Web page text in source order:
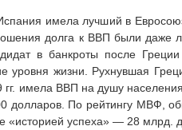
имела лучший в
долга к ВВП были даже
в банкроты после
уровня жизни. Рухнувшая
гг. имела ВВП на душу
долларов. По рейтингу МВФ,
«историей успеха» — 28 млрд.